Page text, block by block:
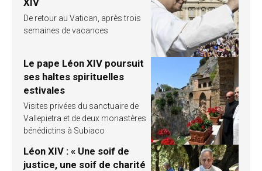
De retour au Vatican, après trois
semaines de vacances
Le pape Léon XIV poursuit
ses haltes spirituelles
estivales
Visites privées du sanctuaire de
Vallepietra et de deux monastères
bénédictins à Subiaco
Léon XIV : « Une soif de
justice, une soif de charité